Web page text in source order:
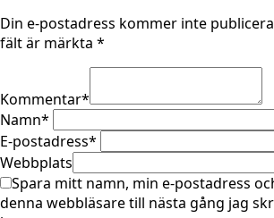
Din e-postadress kommer inte
fält är märkta *
Kommentar*
Namn*
E-postadress*
Webbplats
Spara mitt namn, min e-postadress
denna webbläsare till nästa gång jag